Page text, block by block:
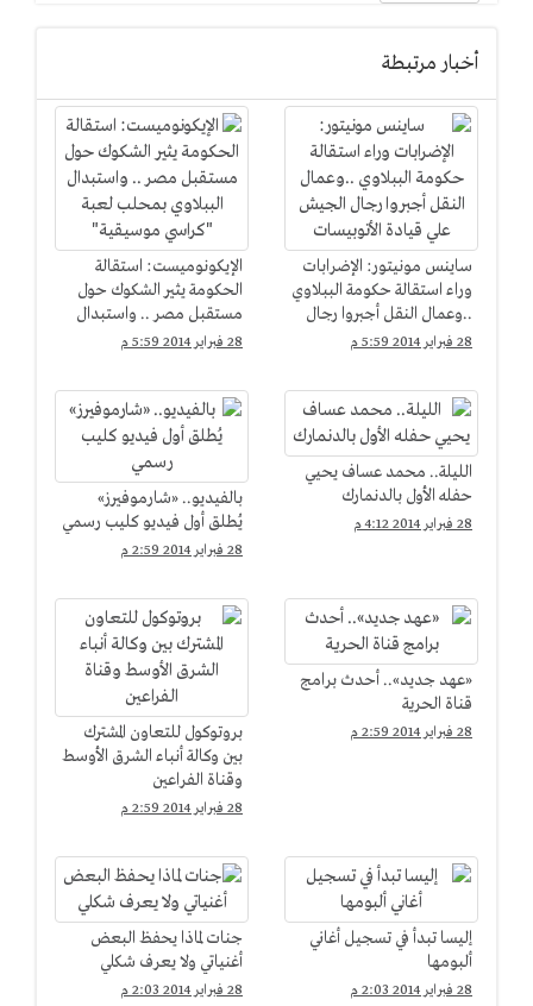
أخبار مرتبطة
ساينس مونيتور: الإضرابات
وراء استقالة حكومة الببلاوي
..وعمال النقل أجبروا رجال
الجيش علي قيادة
28 فبراير 2014 5:59 م
الإيكونوميست: استقالة
الحكومة يثير الشكوك حول
مستقبل مصر .. واستبدال
الببلاوي بمحلب لعبة
28 فبراير 2014 5:59 م
الليلة.. محمد عساف يحيي
حفله الأول بالدنمارك
28 فبراير 2014 4:12 م
بالفيديو.. «شارموفيرز»
يُطلق أول فيديو كليب رسمي
28 فبراير 2014 2:59 م
«عهد جديد».. أحدث برامج
قناة الحرية
28 فبراير 2014 2:59 م
بروتوكول للتعاون المشترك
بين وكالة أنباء الشرق الأوسط
وقناة الفراعين
28 فبراير 2014 2:59 م
إليسا تبدأ في تسجيل أغاني
ألبومها
28 فبراير 2014 2:03 م
جنات لماذا يحفظ البعض
أغنياتي ولا يعرف شكلي
28 فبراير 2014 2:03 م